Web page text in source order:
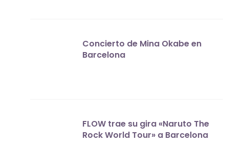
Concierto de Mina Okabe en
Barcelona
FLOW trae su gira «Naruto The
Rock World Tour» a Barcelona